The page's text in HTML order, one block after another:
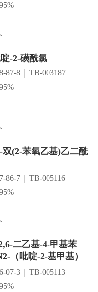
-2-磺酰氯
87-8
TB-003187
双(2-苯氧乙基)乙二酰
86-7
TB-005116
二乙基-4-甲基苯
（吡啶-2-基甲基）
07-3
TB-005113